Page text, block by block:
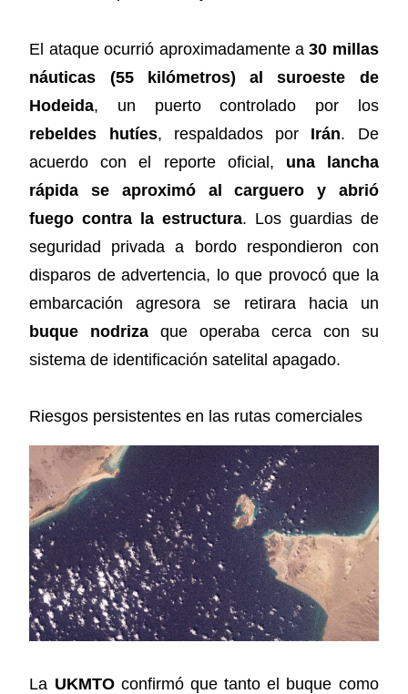
El ataque ocurrió aproximadamente a30 millas
náuticas (55 kilómetros) al suroeste de
Hodeida, un puerto controlado por los
rebeldes hutíes, respaldados por Irán. De
acuerdo con el reporte oficial, una lancha
rápida se aproximó al carguero y abrió
fuego contra la estructura. Los guardias de
seguridad privada a bordo respondieron con
disparos de advertencia, lo que provocó que la
embarcación agresora se retirara hacia un
buque nodriza que operaba cerca con su
sistema de identificación satelital apagado.
Riesgos persistentes en las rutas comerciales
La UKMTOconfirmó que tanto el buque como